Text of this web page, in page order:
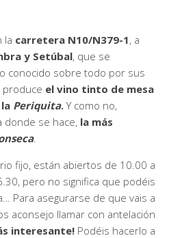
la carretera N10/N379-1, a
y Setúbal, que se
conocido sobre todo por sus
produce el vino tinto de mesa
Periquita.Y como no,
donde se hace, la más
.
fijo, están abiertos de 10.00 a
pero no significa que podéis
Para asegurarse de que vais a
aconsejo llamar con antelación
interesante! Podéis hacerlo a